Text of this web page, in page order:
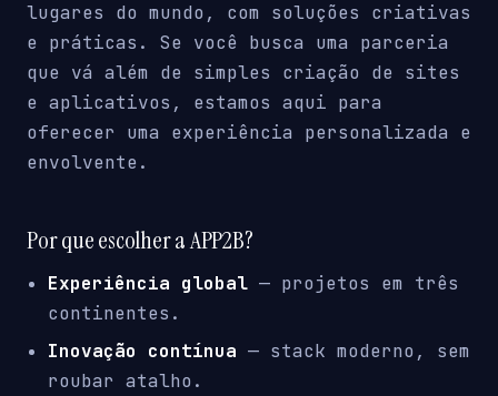
lugares do mundo, com soluções criativas
e práticas. Se você busca uma parceria
que vá além de simples criação de sites
e aplicativos, estamos aqui para
oferecer uma experiência personalizada e
envolvente.
Por que escolher a APP2B?
Experiência global — projetos em três
continentes.
Inovação contínua — stack moderno, sem
roubar atalho.